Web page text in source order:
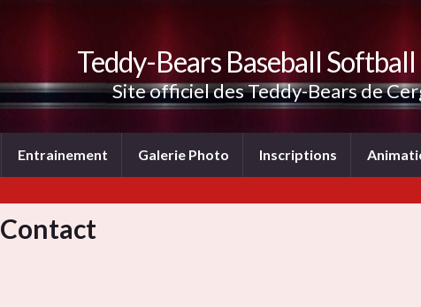
Teddy-Bears Baseball
Site officiel des Teddy-Bears de
Entrainement Galerie Photo Inscriptions
Contact